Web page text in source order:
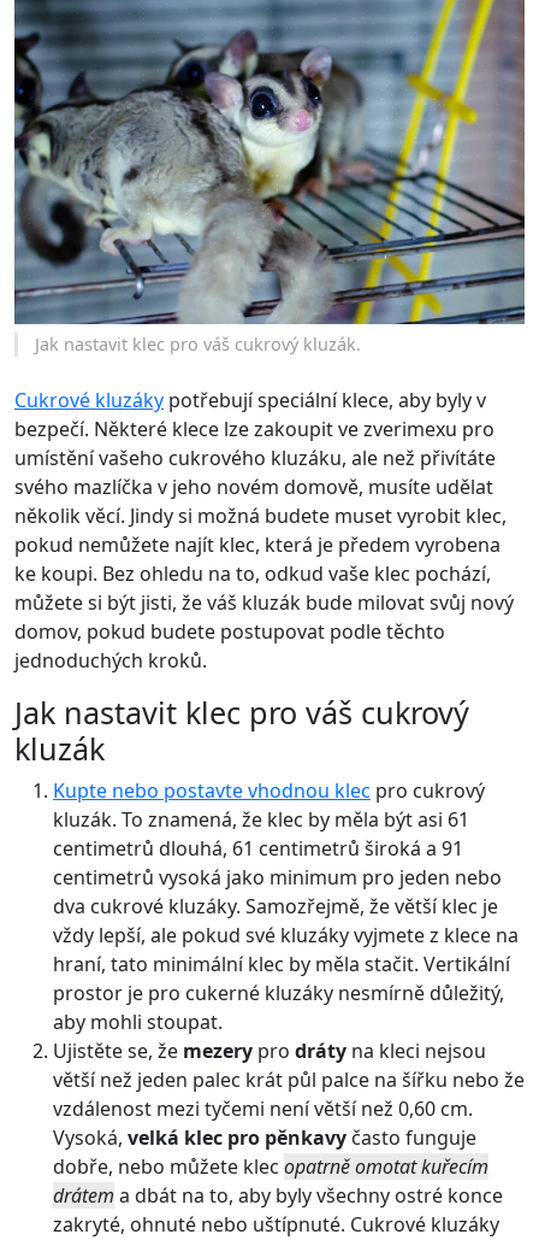
Jak nastavit klec pro váš cukrový kluzák.
Cukrové kluzáky potřebují speciální klece, aby byly v
bezpečí. Některé klece lze zakoupit ve zverimexu pro
umístění vašeho cukrového kluzáku, ale než přivítáte
svého mazlíčka v jeho novém domově, musíte udělat
několik věcí. Jindy si možná budete muset vyrobit klec,
pokud nemůžete najít klec, která je předem vyrobena
ke koupi. Bez ohledu na to, odkud vaše klec pochází,
můžete si být jisti, že váš kluzák bude milovat svůj nový
domov, pokud budete postupovat podle těchto
jednoduchých kroků.
Jak nastavit klec pro váš cukrový
kluzák
Kupte nebo postavte vhodnou klec pro cukrový
kluzák. To znamená, že klec by měla být asi 61
centimetrů dlouhá, 61 centimetrů široká a 91
centimetrů vysoká jako minimum pro jeden nebo
dva cukrové kluzáky. Samozřejmě, že větší klec je
vždy lepší, ale pokud své kluzáky vyjmete z klece na
hraní, tato minimální klec by měla stačit. Vertikální
prostor je pro cukerné kluzáky nesmírně důležitý,
aby mohli stoupat.
Ujistěte se, že mezery pro dráty na kleci nejsou
větší než jeden palec krát půl palce na šířku nebo že
vzdálenost mezi tyčemi není větší než 0,60 cm.
Vysoká, velká klec pro pěnkavy často funguje
dobře, nebo můžete klec opatrně omotat kuřecím
drátem a dbát na to, aby byly všechny ostré konce
zakryté, ohnuté nebo uštípnuté. Cukrové kluzáky